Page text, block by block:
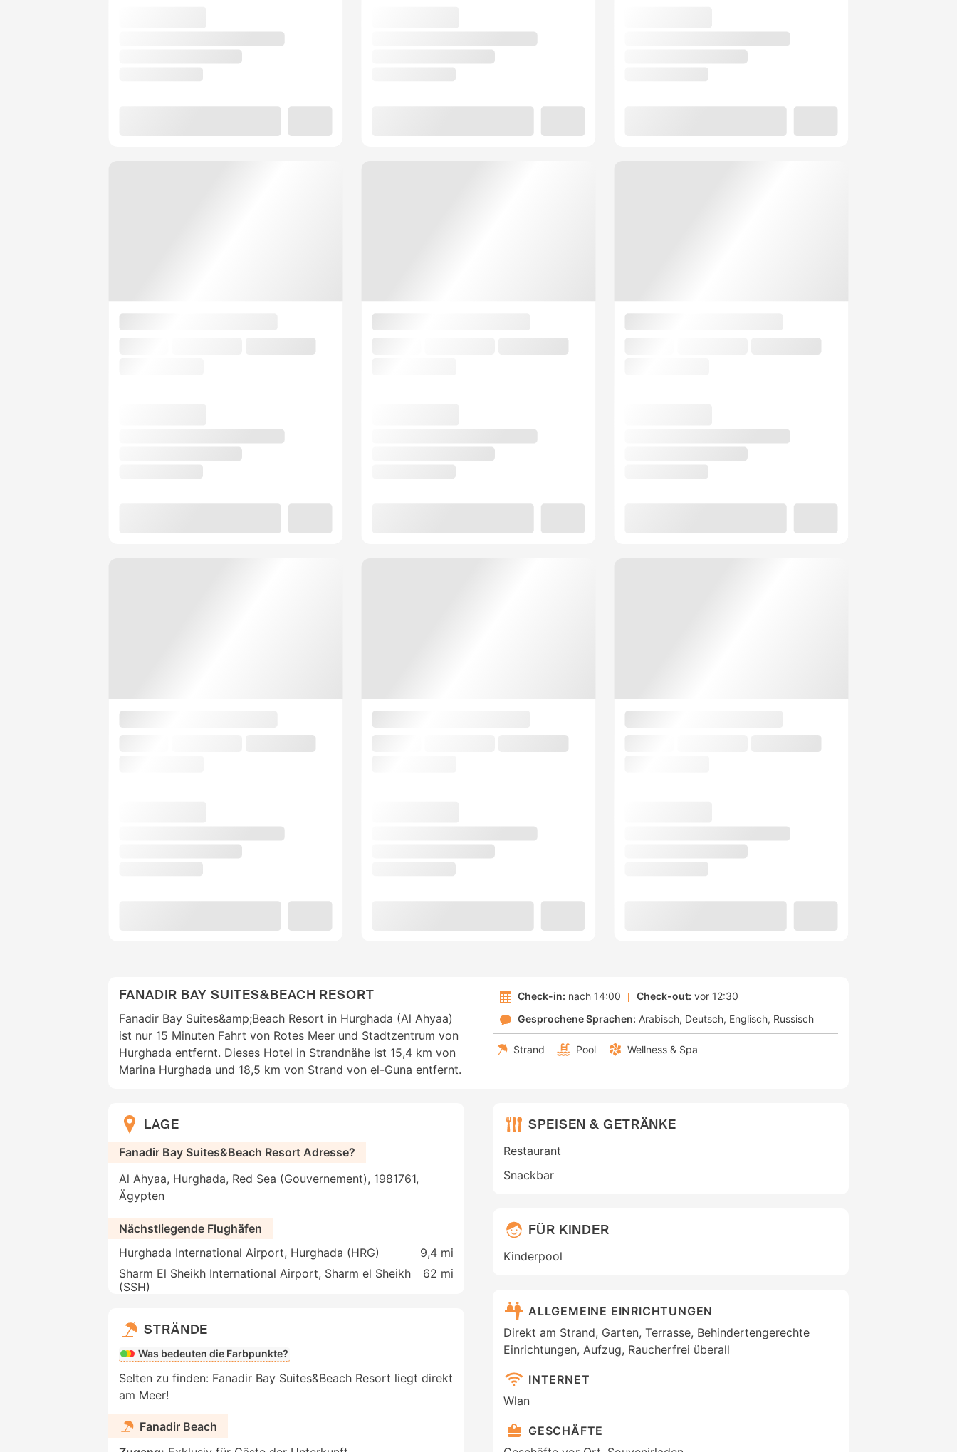
FANADIR BAY SUITES&BEACH RESORT
Fanadir Bay Suites&amp;Beach Resort in Hurghada (Al Ahyaa)
ist nur 15 Minuten Fahrt von Rotes Meer und Stadtzentrum von
Hurghada entfernt. Dieses Hotel in Strandnähe ist 15,4 km von
Marina Hurghada und 18,5 km von Strand von el-Guna entfernt.
Check-in: nach 14:00 Check-out: vor 12:30
Gesprochene Sprachen: Arabisch Deutsch Englisch Russisch
Strand Pool Wellness & Spa
LAGE
Fanadir Bay Suites&Beach Resort Adresse?
Al Ahyaa, Hurghada, Red Sea (Gouvernement), 1981761,
Ägypten
Nächstliegende Flughäfen
Hurghada International Airport, Hurghada (HRG)
9,4 mi
Sharm El Sheikh International Airport, Sharm el Sheikh
(SSH)
62 mi
STRÄNDE
Was bedeuten die Farbpunkte?
Selten zu finden: Fanadir Bay Suites&Beach Resort liegt direkt
am Meer!
Fanadir Beach
SPEISEN & GETRÄNKE
Restaurant
Snackbar
FÜR KINDER
Kinderpool
ALLGEMEINE EINRICHTUNGEN
Direkt am Strand, Garten, Terrasse, Behindertengerechte
Einrichtungen, Aufzug, Raucherfrei überall
INTERNET
Wlan
GESCHÄFTE